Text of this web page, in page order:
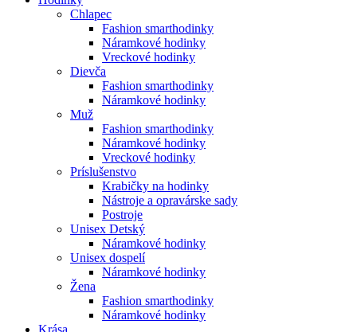
Chlapec
Fashion smarthodinky
Náramkové hodinky
Vreckové hodinky
Dievča
Fashion smarthodinky
Náramkové hodinky
Muž
Fashion smarthodinky
Náramkové hodinky
Vreckové hodinky
Príslušenstvo
Krabičky na hodinky
Nástroje a opravárske sady
Postroje
Unisex Detský
Náramkové hodinky
Unisex dospelí
Náramkové hodinky
Žena
Fashion smarthodinky
Náramkové hodinky
Krása